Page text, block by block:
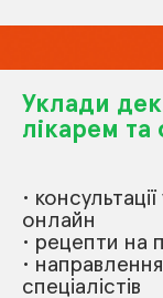
Уклади
лікарем та
•
онлайн
• рецепти на
•
спеціалістів